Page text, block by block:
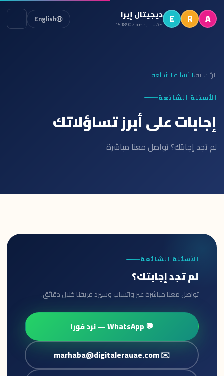
E R A ديجيتال إيرا
UAE · رخصة 1518902 English
الرئيسية›الأسئلة الشائعة
الأسئلة الشائعة
إجابات على أبرز تساؤلاتك
لم تجد إجابتك؟ تواصل معنا مباشرة
الأسئلة الشائعة
لم تجد إجابتك؟
تواصل معنا مباشرة عبر واتساب وسيرد فريقنا خلال دقائق.
💬 WhatsApp — نرد فوراً
✉️ marhaba@digitalerauae.com